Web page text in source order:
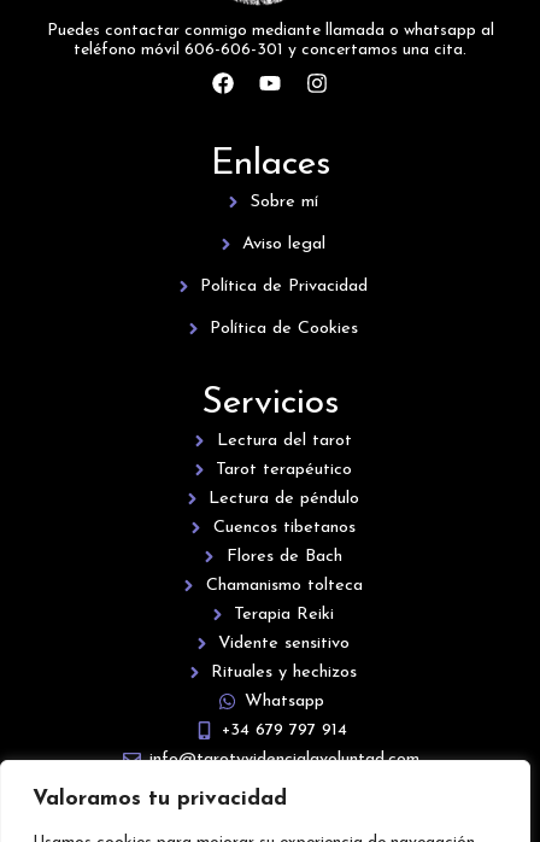
Valoramos tu privacidad
Puedes contactar conmigo mediante llamada o whatsapp al
teléfono móvil 606-606-301 y concertamos una cita.
F
a
b
o
Y
o
u
e
I
n
a
r
m
Enlaces
Sobre mí
Aviso legal
Política de Privacidad
Política de Cookies
Servicios
Lectura del tarot
Tarot terapéutico
Lectura de péndulo
Cuencos tibetanos
Flores de Bach
Chamanismo tolteca
Terapia Reiki
Vidente sensitivo
Rituales y hechizos
Whatsapp
+34 679 797 914
info@tarotyvidencialavoluntad.com